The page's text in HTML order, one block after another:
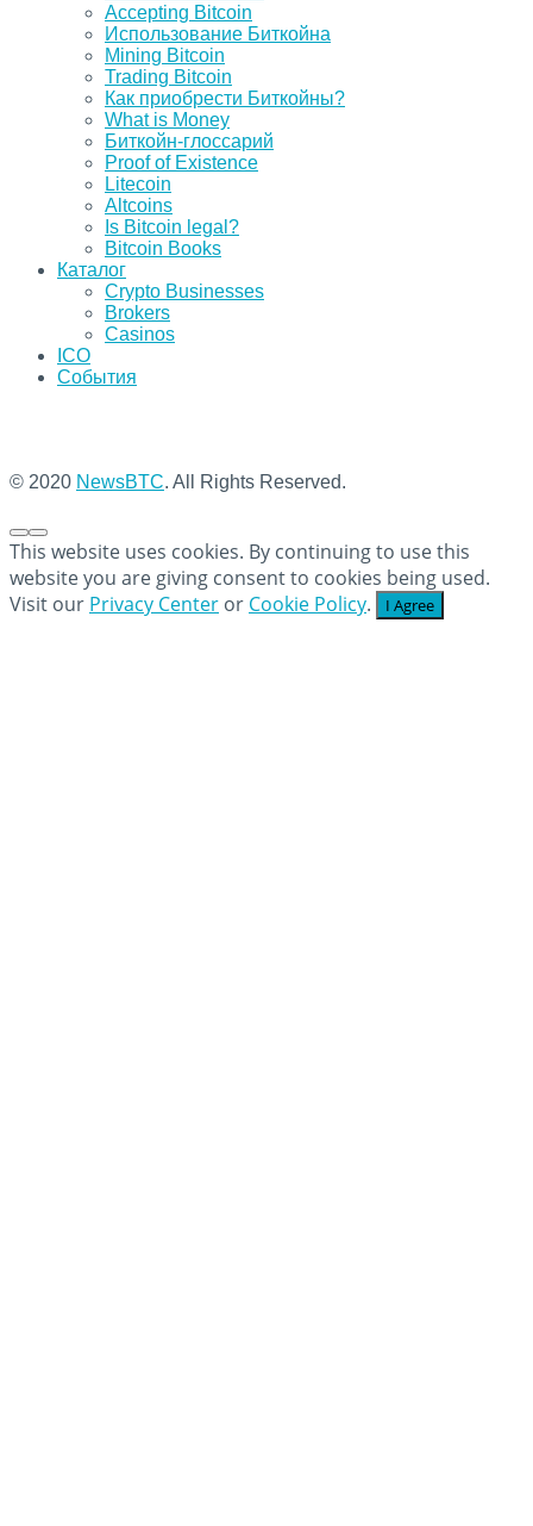
Accepting Bitcoin
Использование Биткойна
Mining Bitcoin
Trading Bitcoin
Как приобрести Биткойны?
What is Money
Биткойн-глоссарий
Proof of Existence
Litecoin
Altcoins
Is Bitcoin legal?
Bitcoin Books
Каталог
Crypto Businesses
Brokers
Casinos
ICO
События
© 2020 NewsBTC. All Rights Reserved.
This website uses cookies. By continuing to use this
website you are giving consent to cookies being used.
Visit our Privacy Center or Cookie Policy. I Agree